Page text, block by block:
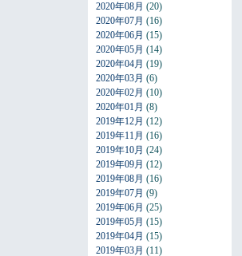
2020年08月 (20)
2020年07月 (16)
2020年06月 (15)
2020年05月 (14)
2020年04月 (19)
2020年03月 (6)
2020年02月 (10)
2020年01月 (8)
2019年12月 (12)
2019年11月 (16)
2019年10月 (24)
2019年09月 (12)
2019年08月 (16)
2019年07月 (9)
2019年06月 (25)
2019年05月 (15)
2019年04月 (15)
2019年03月 (11)